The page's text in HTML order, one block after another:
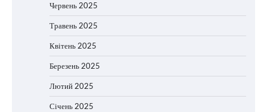
Червень 2025
Травень 2025
Квітень 2025
Березень 2025
Лютий 2025
Січень 2025